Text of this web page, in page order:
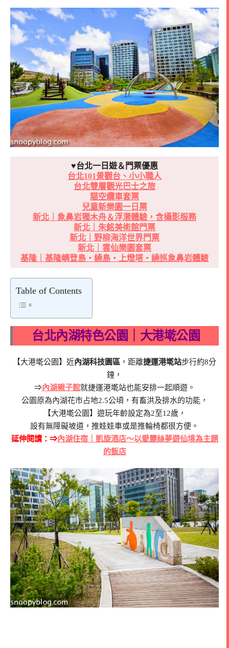
♥台北一日遊＆門票優惠
台北101景觀台、小小職人
台北雙層觀光巴士之旅
貓空纜車套票
兒童新樂園一日票
新北｜象鼻岩獨木舟＆浮潛體驗，含攝影服務
新北｜朱銘美術館門票
新北｜野柳海洋世界門票
新北｜雲仙樂園套票
基隆｜基隆嶼登島・繞島・上燈塔・繞巡象鼻岩體驗
Table of Contents
台北內湖特色公園｜大港墘公園
【大港墘公園】近內湖科技園區 ，距離捷運港墘站步行約8分
鐘，
⇒內湖親子館就捷運港墘站也能安排一起順遊。
公園原為內湖花市占地2.5公頃，有畜洪及排水的功能，
【大港墘公園】遊玩年齡設定為2至12歲，
設有無障礙坡道，推娃娃車或是推輪椅都很方便。
延伸閱讀：⇒內湖住宿｜凱旋酒店～以愛麗絲夢遊仙境為主題
的飯店